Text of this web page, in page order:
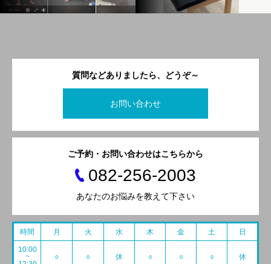
質問などありましたら、どうぞ～
お問い合わせ
ご予約・お問い合わせはこちらから
082-256-2003
あなたのお悩みを教えて下さい
時間 月 火 水 木 金 土 日
10:00
~
○ ○ 休 ○ ○ ○ 休